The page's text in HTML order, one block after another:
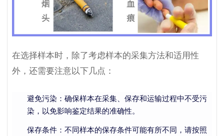
在选择样本时，除了考虑样本的采集方法和适用性
外，还需要注意以下几点：
避免污染：确保样本在采集、保存和运输过程中不受污
染，以免影响鉴定结果的准确性。
保存条件：不同样本的保存条件可能有所不同，请按照